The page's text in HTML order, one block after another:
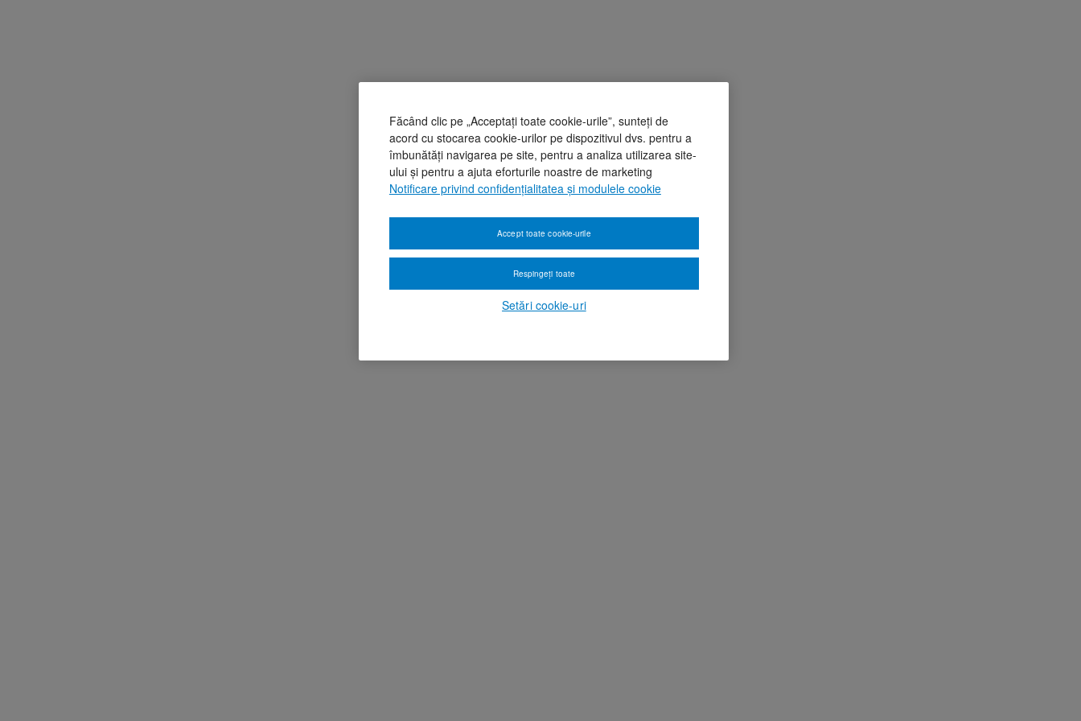
Făcând clic pe „Acceptați toate cookie-urile”, sunteți de
acord cu stocarea cookie-urilor pe dispozitivul dvs. pentru a
îmbunătăți navigarea pe site, pentru a analiza utilizarea site-
ului și pentru a ajuta eforturile noastre de marketing
Notificare privind confidențialitatea și modulele cookie
Setări cookie-uri
Respingeți toate
Accept toate cookie-urile